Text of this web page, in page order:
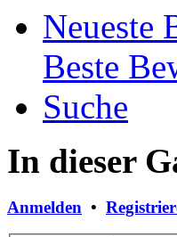
Neueste
Beste
Suche
In dieser
Anmelden •